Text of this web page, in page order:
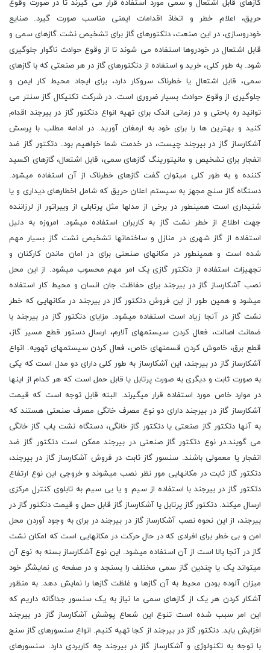
گازهای قابل اشتعال و سمی مورد استفاده قرار می گیرند تا در صورت وقوع
حریق، اعلام خطر و اتخاذ اقدامات ایمنی مناسب صورت گیرد. صنایع
خودروسازی، در این صنعت، دتکتورهای گاز برای تشخیص نشت گازهای سمی و
قابل اشتعال در خودروها استفاده می شوند تا از وقوع حوادث ناگوار جلوگیری
شود. به طور کلی، خرید و استفاده از دتکتورهای گاز در هر صنعتی که با گازهای
سمی، قابل اشتعال یا خطرناک سروکار دارد، برای ایجاد محیط کار ایمن و
جلوگیری از وقوع حوادث بسیار ضروری است. در شرکت تکنیکال گاز سنتر می
توانید ره باحتی و در زمانی اندک برای تهیه انواع دتکتور گاز در بیرجند اقدام
کنید و بهترین ها را برای خود به ارمغان آورید. در ادامه مطلب با پرسش
آشکارساز گاز در بیرجند چیست، در خدمت شما خواهیم بود. دتکتور گاز ضد
انفجار برای تشخیص و مانیتورینگ گازهای سمی، قابل اشتعال، گازهای اکسید
کننده و به طور کلی میتوان گفت گازهای خطرناک از آن استفاده میشود.
دستگاه گاز سنج مجهز به سیستم اعلان حریق که شامل اخطارهای دیداری و یا
شنیداری است همینطور در برخی از مدلها مثل پرتابلی از ویبراتور از لرزاننده
جهت اطلاع از خطر نشت گاز به کاربران استفاده میشود. امروزه به دلیل
استفاده از گاز شهری در منازل و ساختمانها تشخیص نشت گاز بسیار مهم
شده است و همینطور در مکانهای صنعتی برای در امان ماندن کارکنان و
تجهیزات استفاده از دتکتور گازی یک امر مهم محسوب میشود. از این محل
نصب آشکارساز گاز در بیرجند برای حفاظت جان انسان و محیط کار استفاده
میشود و همین طور از این فروش دتکتور گاز در بیرجند در مکانهایی که خطر
نشت گاز در آنجا زیاد است استفاده میشود. مزایای دتکتور گاز در بیرجند با
ضمانت اصالت، فعال کردن سیستمهای آلارم، ارسال دستور قطع مسیر گاز،
قطع برق، خاموش کردن قسمتهای خاص، فعال کردن سیستمهای تهویه. انواع
آشکارساز گاز در بیرجند، این آشکارساز به طور کلی دارای دو مدل است که یکی
به صورت ثابت و دیگری به صورت پرتابل یا قابل حمل است که هر کدام از اینها
در موارد خاص مورد استفاده قرار میگیرند. البته قابل توجه است که قیمت
آشکارساز گاز در بیرجند دارای دو نوع مصرف خانگی مصرف صنعتی هستند که
به آنها دتکتور گاز صنعتی یا دتکتور گاز خانگی، دستگاه نشت یاب گاز خانگی
می گویند.در نوع دتکتور گاز صنعتی در بیرجند ممکن است دتکتور گاز ضد
انفجار یا معمولی باشند. سنسور گاز ثابت در فروش آشکارساز گاز در بیرجند،
دتکتور گاز ثابت در مکانهایی مور نظر نصب میشوند و خروجی این نوع ارتفاع
دتکتور گاز در بیرجند با استفاده از سیم و یا بی سیم به تابلوی کنترل مرکزی
ارسال میکند. دتکتور گاز پرتابل یا آشکارساز گاز قابل حمل و قیمت دتکتور گاز در
بیرجند، از این نحوه نصب آشکارساز گاز در بیرجند در برای به وجود آوردن محل
امن و بی خطر برای افرادی که در حال حرکت در مکانهایی است که امکان نشت
گاز در آنجا بالا است از آن استفاده میشود. این نوع آشکارساز بسته به نوع آن
میتواند یک یا چندین گاز سمی مختلف را بسنجد و در صفحه ی نمایشگر خود
میزان آلوده بودن محیط به آن گازها و غلظت گازها را نمایش دهد. به منظور
آشکار کردن هر یک از گازهای سمی ما نیاز به یک سنسور جداگانه داریم که
این امر سبب شده است تنوع این شعاع پوشش آشکارساز گاز در بیرجند
افزایش یابد. دتکتور گاز در بیرجند از کجا تهیه کنیم. انواع سنسورهای گاز سنج
با توجه به تکنولوژی و آشکارساز گاز در بیرجند چه کاربردی دارد. سنسورهای